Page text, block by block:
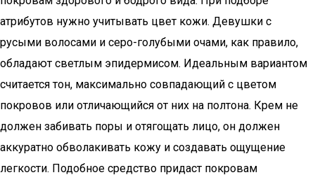
атрибутов нужно учитывать цвет кожи. Девушки с
русыми волосами и серо-голубыми очами, как правило,
обладают светлым эпидермисом. Идеальным вариантом
считается тон, максимально совпадающий с цветом
покровов или отличающийся от них на полтона. Крем не
должен забивать поры и отягощать лицо, он должен
аккуратно обволакивать кожу и создавать ощущение
легкости. Подобное средство придаст покровам